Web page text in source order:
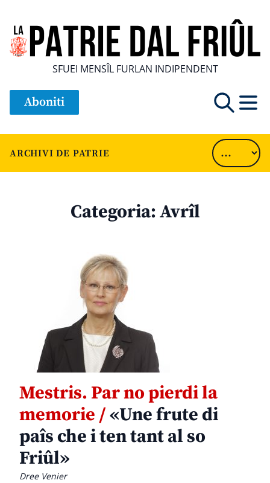
SFUEI MENSÎL FURLAN INDIPENDENT
Aboniti
ARCHIVI DE PATRIE
Categoria:Avrîl
Mestris. Par no pierdi la
memorie /«Une frute di
paîs che i ten tant al so
Friûl»
Dree Venier